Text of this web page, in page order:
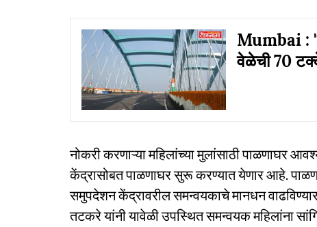
Mumbai :
वेळेची 70
नोकरी करणाऱ्या महिलांच्या मुलांसाठी पाळणाघर
केंद्रासोबत पाळणाघर सुरू करण्यात येणार आहे.
समुपदेशन केंद्रावरील समन्वयकाचे मानधन
तटकरे यांनी यावेळी उपस्थित समन्वयक महिलांना